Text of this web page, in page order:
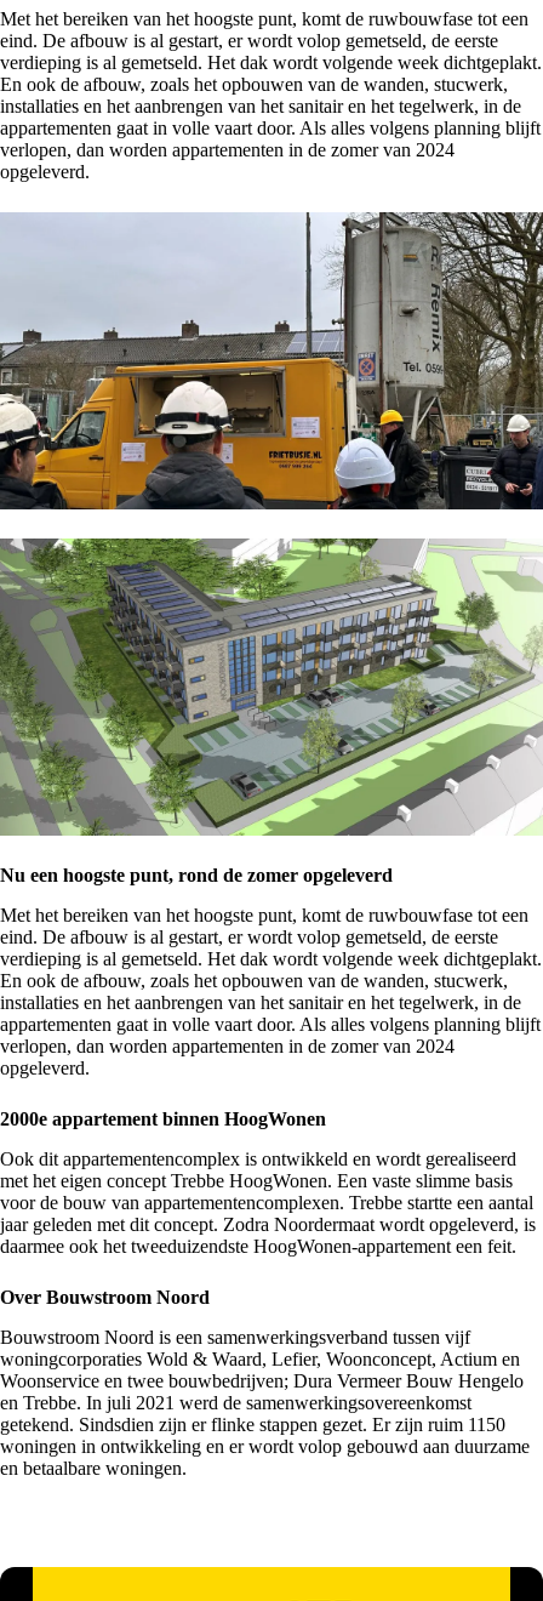
Met het bereiken van het hoogste punt, komt de ruwbouwfase tot een
eind. De afbouw is al gestart, er wordt volop gemetseld, de eerste
verdieping is al gemetseld. Het dak wordt volgende week dichtgeplakt.
En ook de afbouw, zoals het opbouwen van de wanden, stucwerk,
installaties en het aanbrengen van het sanitair en het tegelwerk, in de
appartementen gaat in volle vaart door. Als alles volgens planning blijft
verlopen, dan worden appartementen in de zomer van 2024
opgeleverd.
Nu een hoogste punt, rond de zomer opgeleverd
Met het bereiken van het hoogste punt, komt de ruwbouwfase tot een
eind. De afbouw is al gestart, er wordt volop gemetseld, de eerste
verdieping is al gemetseld. Het dak wordt volgende week dichtgeplakt.
En ook de afbouw, zoals het opbouwen van de wanden, stucwerk,
installaties en het aanbrengen van het sanitair en het tegelwerk, in de
appartementen gaat in volle vaart door. Als alles volgens planning blijft
verlopen, dan worden appartementen in de zomer van 2024
opgeleverd.
2000e appartement binnen HoogWonen
Ook dit appartementencomplex is ontwikkeld en wordt gerealiseerd
met het eigen concept Trebbe HoogWonen. Een vaste slimme basis
voor de bouw van appartementencomplexen. Trebbe startte een aantal
jaar geleden met dit concept. Zodra Noordermaat wordt opgeleverd, is
daarmee ook het tweeduizendste HoogWonen-appartement een feit.
Over Bouwstroom Noord
Bouwstroom Noord is een samenwerkingsverband tussen vijf
woningcorporaties Wold & Waard, Lefier, Woonconcept, Actium en
Woonservice en twee bouwbedrijven; Dura Vermeer Bouw Hengelo
en Trebbe. In juli 2021 werd de samenwerkingsovereenkomst
getekend. Sindsdien zijn er flinke stappen gezet. Er zijn ruim 1150
woningen in ontwikkeling en er wordt volop gebouwd aan duurzame
en betaalbare woningen.